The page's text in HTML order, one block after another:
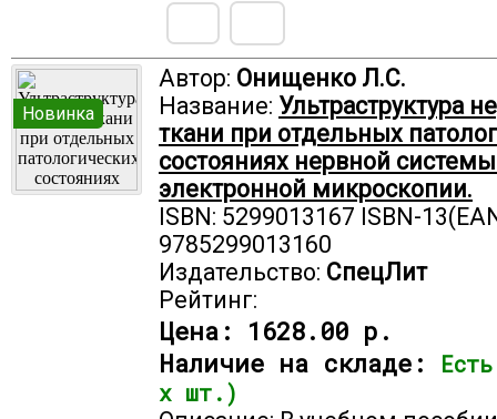
Новинка
Автор: Онищенко Л.С.
Название: Ультраструктура
ткани при отдельных
состояниях нервной
электронной микроскопии.
ISBN: 5299013167 ISBN-
9785299013160
Издательство: СпецЛит
Рейтинг:
Цена: 1628.00 р.
Наличие на складе:
х шт.)